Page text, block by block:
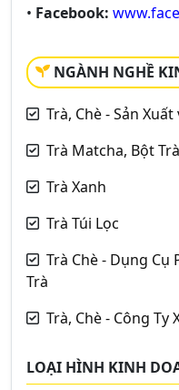
• Facebook:
NGÀNH NGHỀ
Trà, Chè - Sản
Trà Matcha, Bột
Trà Xanh
Trà Túi Lọc
Trà Chè - Dụng Cụ
Trà
Trà, Chè - Công Ty
LOẠI HÌNH KINH